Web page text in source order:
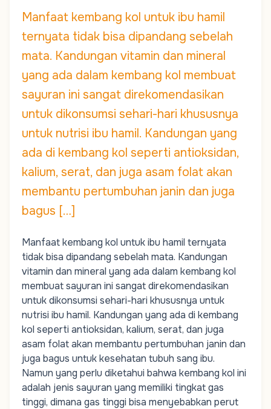
Manfaat kembang kol untuk ibu hamil
ternyata tidak bisa dipandang sebelah
mata. Kandungan vitamin dan mineral
yang ada dalam kembang kol membuat
sayuran ini sangat direkomendasikan
untuk dikonsumsi sehari-hari khususnya
untuk nutrisi ibu hamil. Kandungan yang
ada di kembang kol seperti antioksidan,
kalium, serat, dan juga asam folat akan
membantu pertumbuhan janin dan juga
bagus […]
Manfaat kembang kol untuk ibu hamil ternyata
tidak bisa dipandang sebelah mata. Kandungan
vitamin dan mineral yang ada dalam kembang kol
membuat sayuran ini sangat direkomendasikan
untuk dikonsumsi sehari-hari khususnya untuk
nutrisi ibu hamil. Kandungan yang ada di kembang
kol seperti antioksidan, kalium, serat, dan juga
asam folat akan membantu pertumbuhan janin dan
juga bagus untuk kesehatan tubuh sang ibu.
Namun yang perlu diketahui bahwa kembang kol ini
adalah jenis sayuran yang memiliki tingkat gas
tinggi, dimana gas tinggi bisa menyebabkan perut